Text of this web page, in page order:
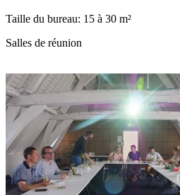
Taille du bureau: 15 à 30 m²
Salles de réunion